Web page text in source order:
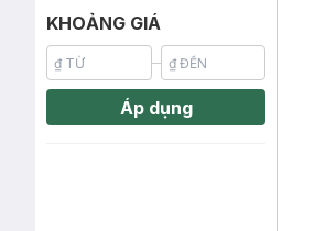
KHOẢNG GIÁ
Áp dụng